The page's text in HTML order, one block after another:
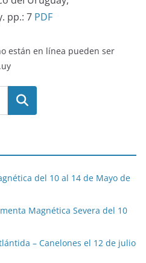
pp.: 7 PDF
están en línea pueden ser
Buscar
del 10 al 14 de Mayo de
Magnética Severa del 10
– Canelones el 12 de julio